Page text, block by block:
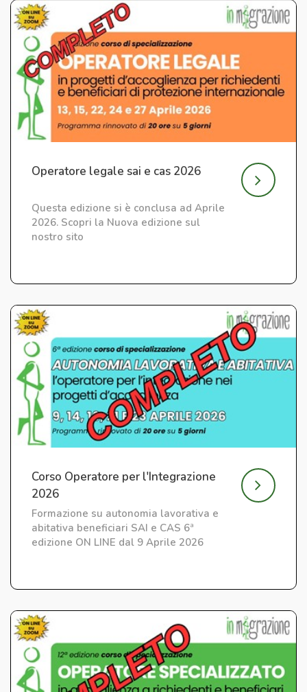
Operatore legale sai e cas 2026
Questa edizione si è conclusa ad Aprile
2026. Scopri la Nuova edizione sul
nostro sito
Corso Operatore per l'Integrazione
2026
Formazione su autonomia lavorativa e
abitativa beneficiari SAI e CAS 6ª
edizione ON LINE dal 9 Aprile 2026